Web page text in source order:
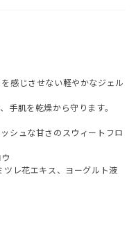
感じさせない軽やかなジェル
手肌を乾燥から守ります。
シュな甘さのスウィートフロ
ツレ花エキス、ヨーグルト液